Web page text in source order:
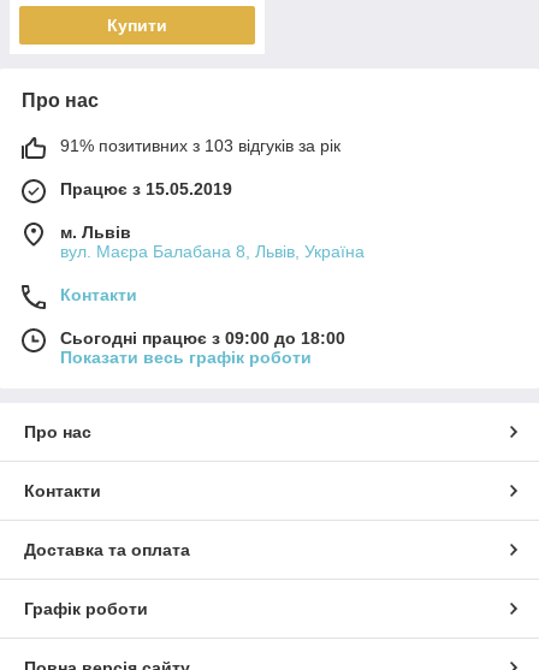
Купити
Про нас
91% позитивних з 103 відгуків за рік
Працює з 15.05.2019
м. Львів
вул. Маєра Балабана 8, Львів, Україна
Контакти
Сьогодні працює з 09:00 до 18:00
Показати весь графік роботи
Про нас
Контакти
Доставка та оплата
Графік роботи